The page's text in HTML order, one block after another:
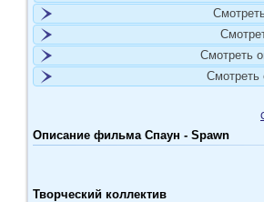
Смотреть
Смотреть
Описание фильма Спаун - Spawn
Творческий коллектив